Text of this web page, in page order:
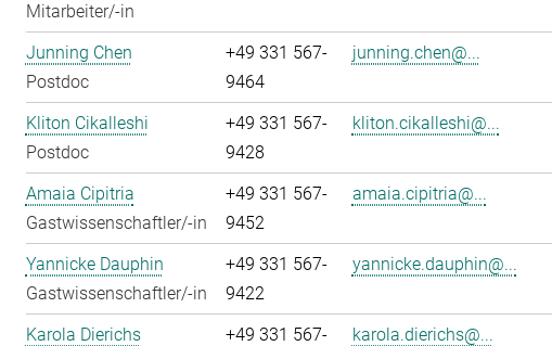
Mitarbeiter/-in
Junning Chen
Postdoc
+49 331 567-
9464
junning.chen@...
Kliton Cikalleshi
Postdoc
+49 331 567-
9428
kliton.cikalleshi@...
Amaia Cipitria
Gastwissenschaftler/-in
+49 331 567-
9452
amaia.cipitria@...
Yannicke Dauphin
Gastwissenschaftler/-in
+49 331 567-
9422
yannicke.dauphin@...
Karola Dierichs
+49 331 567-
karola.dierichs@...